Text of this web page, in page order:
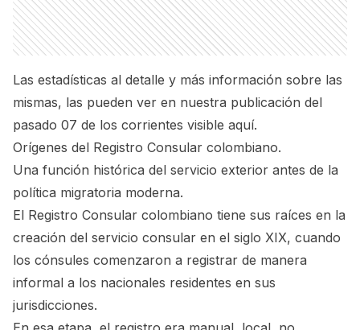
Las estadísticas al detalle y más información sobre las
mismas, las pueden ver en nuestra publicación del
pasado 07 de los corrientes visible aquí.
Orígenes del Registro Consular colombiano.
Una función histórica del servicio exterior antes de la
política migratoria moderna.
El Registro Consular colombiano tiene sus raíces en la
creación del servicio consular en el siglo XIX, cuando
los cónsules comenzaron a registrar de manera
informal a los nacionales residentes en sus
jurisdicciones.